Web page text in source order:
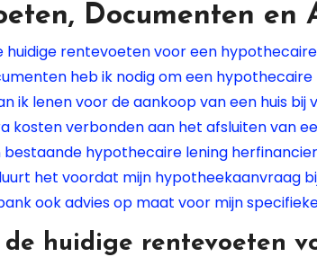
Documenten en
huidige rentevoeten voor een
heb ik nodig om een
ik lenen voor de aankoop van een huis bij
kosten verbonden aan het afsluiten van
bestaande hypothecaire lening
het voordat mijn hypotheekaanvraag
ook advies op maat voor mijn
huidige rentevoeten